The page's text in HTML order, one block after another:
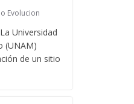
Evolucion
Universidad
(UNAM)
de un sitio